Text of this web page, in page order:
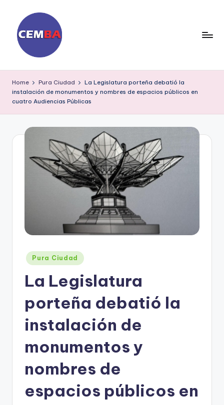
content
ia
ri
o
C
Home Pura Ciudad
La Legislatura porteña debatió la
instalación de monumentos y nombres de espacios públicos en
cuatro Audiencias Públicas
Posted
in
Pura Ciudad
La Legislatura
porteña debatió la
instalación de
monumentos y
nombres de
espacios públicos en